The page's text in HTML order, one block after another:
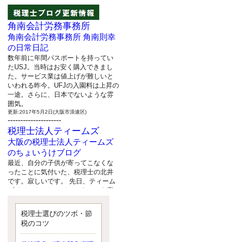
角南会計労務事務所
角南会計労務事務所 角南則幸
の日常日記
数年前に年間パスポートを持ってい
たUSJ。当時はお安く購入できまし
た。サービス業は値上げが難しいと
いわれる昨今。UFJの入園料は上昇の
一途。さらに、日本でないような雰
囲気。
更新:2017年5月2日(大阪市浪速区)
---------------------
税理士法人ティームズ
大阪の税理士法人ティームズ
のちょいうけブログ
最近、自分の子供が寄ってこなくな
ったことに気付いた、税理士の北井
です。寂しいです。 先日、ティーム
ズイベントとしてバーベキューを実
と思いましたが、そこはセンスある
後のブロガーに任せようと思いま
更新:2017年5月1日(大阪市北区)
税理士選びのツボ・節
税のコツ